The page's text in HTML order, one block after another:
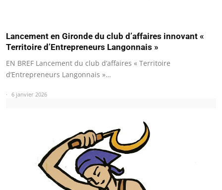
Lancement en Gironde du club d’affaires innovant «
Territoire d’Entrepreneurs Langonnais »
EN BREF Lancement du club d’affaires « Territoire
d’Entrepreneurs Langonnais »…
6 janvier 2026